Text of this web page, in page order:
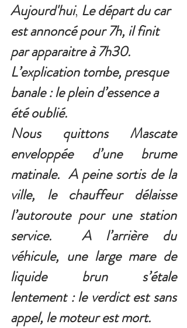
Aujourd'hui, Le départ du car
est annoncé pour 7h, il finit
par apparaitre à 7h30.
L’explication tombe, presque
banale : le plein d’essence a
été oublié.
Nous quittons Mascate
enveloppée d’une brume
matinale.  A peine sortis de la
ville, le chauffeur délaisse
l’autoroute pour une station
service.  A l’arrière du
véhicule, une large mare de
liquide brun s’étale
lentement : le verdict est sans
appel, le moteur est mort.